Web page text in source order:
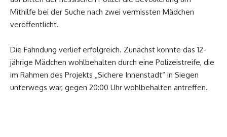
Mithilfe bei der Suche nach zwei vermissten Mädchen
veröffentlicht.
Die Fahndung verlief erfolgreich. Zunächst konnte das 12-
jährige Mädchen wohlbehalten durch eine Polizeistreife, die
im Rahmen des Projekts „Sichere Innenstadt“ in Siegen
unterwegs war, gegen 20:00 Uhr wohlbehalten antreffen.